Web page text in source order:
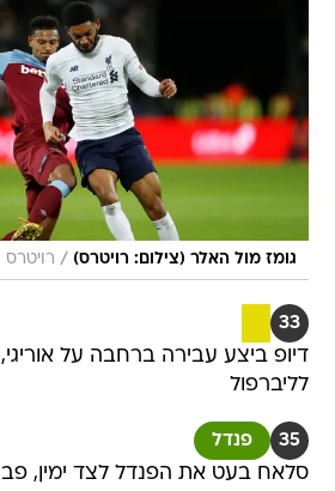
גומז מול האלר (צילום: רויטרס) / רויטרס
33
דיופ ביצע עבירה ברחבה על
לליברפול
35 פנדל
סלאח בעט את הפנדל לצד ימין,